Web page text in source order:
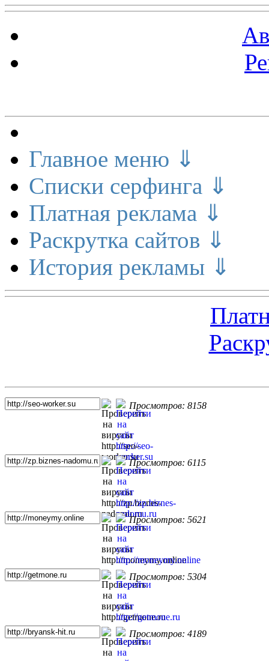
Главное меню ⇓
Списки серфинга ⇓
Платная реклама ⇓
Раскрутка сайтов ⇓
История рекламы ⇓
Просмотров: 8158
Просмотров: 6115
Просмотров: 5621
Просмотров: 5304
Просмотров: 4189